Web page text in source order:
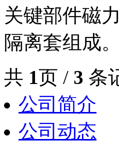
关键部件磁
隔离套组成
共 1页 / 3 条
公司简介
公司动态